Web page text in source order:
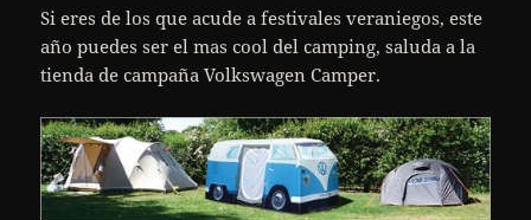
Si eres de los que acude a festivales veraniegos, este
año puedes ser el mas cool del camping, saluda a la
tienda de campaña Volkswagen Camper.